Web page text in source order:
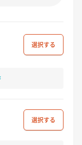
選択
選択